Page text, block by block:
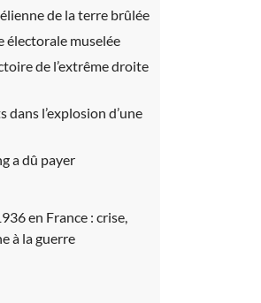
de la terre brûlée
électorale muselée
de l’extrême droite
dans l’explosion d’une
a dû payer
en France : crise,
à la guerre